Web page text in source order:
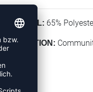
MATERIAL: 65%
KOLLEKTION: